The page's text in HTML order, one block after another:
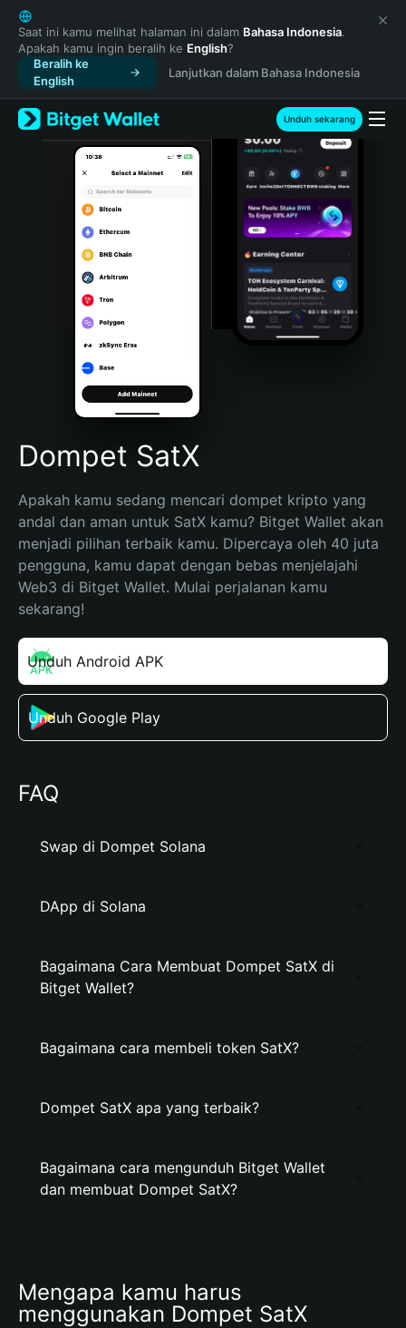
English
日本語
Tiếng Việt
Русский
Español (Latinoamérica)
Türkçe
Italiano
Português (Portugal)
Bahasa Indonesia
Português (Brasil)
Español (Argentina)
Saat ini kamu melihat halaman ini dalam Bahasa Indonesia.
Apakah kamu ingin beralih ke English?
Beralih ke
English
Lanjutkan dalam Bahasa Indonesia
Unduh sekarang
Dompet SatX
Apakah kamu sedang mencari dompet kripto yang
andal dan aman untuk SatX kamu? Bitget Wallet akan
menjadi pilihan terbaik kamu. Dipercaya oleh 40 juta
pengguna, kamu dapat dengan bebas menjelajahi
Web3 di Bitget Wallet. Mulai perjalanan kamu
sekarang!
Unduh Android APK
Unduh Google Play
FAQ
Swap di Dompet Solana
DApp di Solana
Bagaimana Cara Membuat Dompet SatX di
Bitget Wallet?
Bagaimana cara membeli token SatX?
Dompet SatX apa yang terbaik?
Bagaimana cara mengunduh Bitget Wallet
dan membuat Dompet SatX?
Mengapa kamu harus
menggunakan Dompet SatX